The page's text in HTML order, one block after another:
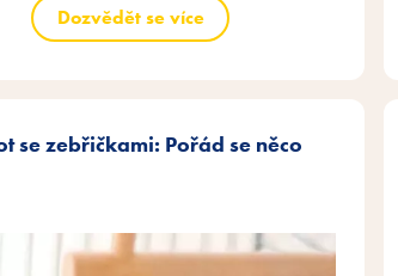
Dozvědět se více
se zebřičkami: Pořád se něco